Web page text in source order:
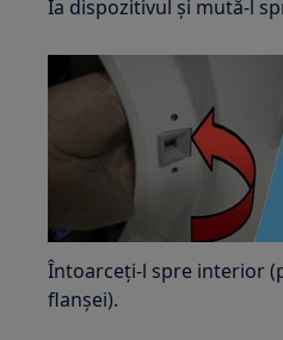
Ia dispozitivul și mută-l
Întoarceți-l spre interior
flanșei).